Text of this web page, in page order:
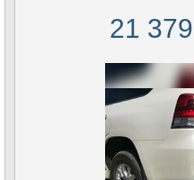
21 379